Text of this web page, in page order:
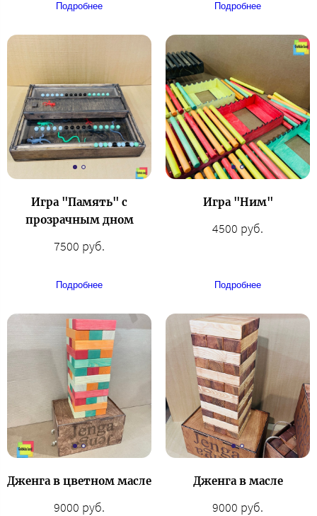
Подробнее Подробнее
Игра "Память" с
прозрачным дном
7500 руб.
Подробнее
Игра "Ним"
4500 руб.
Подробнее
Дженга в цветном масле
9000 руб.
Дженга в масле
9000 руб.